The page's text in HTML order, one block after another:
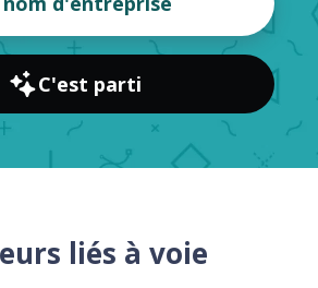
C'est parti
liés à voie